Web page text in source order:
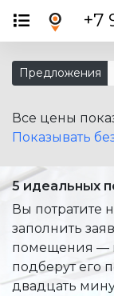
+7
Предложения
Все цены
Показывать
5 идеальных
Вы потратите
заполнить
помещения —
подберут его
двадцать